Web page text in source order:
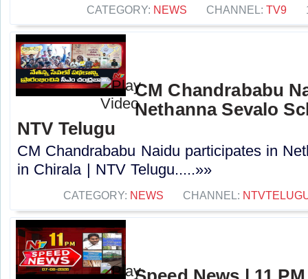
CATEGORY: NEWS CHANNEL: TV9
CM Chandrababu
Nethanna Sevalo
NTV Telugu
CM Chandrababu Naidu participates in
in Chirala | NTV Telugu.....»»
CATEGORY: NEWS CHANNEL: